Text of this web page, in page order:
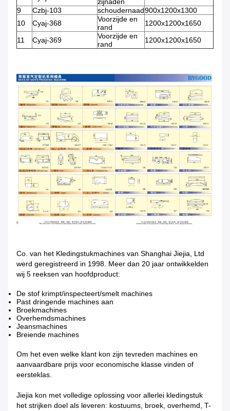
zijnaden
9
Czbj-103 schoudernaad900x1200x1300
10
Cyaj-368
Voorzijde en
rand
1200x1200x1650
11 Cyaj-369
Voorzijde en
rand
1200x1200x1650
Co. van het Kledingstukmachines van Shanghai Jiejia, Ltd
werd geregistreerd in 1998. Meer dan 20 jaar ontwikkelden
wij 5 reeksen van hoofdproduct:
De stof krimpt/inspecteert/smelt machines
Past dringende machines aan
Broekmachines
Overhemdsmachines
Jeansmachines
Breiende machines
Om het even welke klant kon zijn tevreden machines en
aanvaardbare prijs voor economische klasse vinden of
eersteklas.
Jiejia kon met volledige oplossing voor allerlei kledingstuk
het strijken doel als leveren: kostuums, broek, overhemd, T-